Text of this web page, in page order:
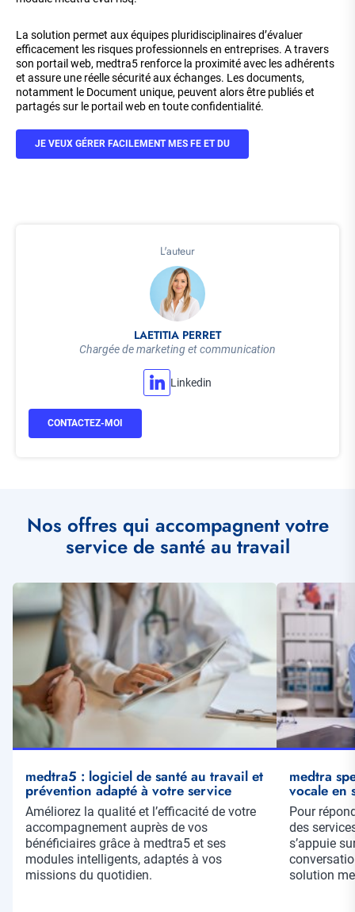
L'auteur
LAETITIA PERRET
Chargée de marketing et communication
Linkedin
CONTACTEZ-MOI
La solution permet aux équipes pluridisciplinaires d’évaluer
efficacement les risques professionnels en entreprises. A travers
son portail web, medtra5 renforce la proximité avec les adhérents
et assure une réelle sécurité aux échanges. Les documents,
notamment le Document unique, peuvent alors être publiés et
partagés sur le portail web en toute confidentialité.
JE VEUX GÉRER FACILEMENT MES FE ET DU
Nos offres qui accompagnent votre
service de santé au travail
Illustration
vignette
medtra5 : logiciel de santé au travail et
prévention adapté à votre service
Résumé
Améliorez la qualité et l’efficacité de votre
accompagnement auprès de vos
bénéficiaires grâce à medtra5 et ses
modules intelligents, adaptés à vos
missions du quotidien.
Illustration
vignette
medtra
vocale en
Résumé
Pour
des
s’appuie
solution